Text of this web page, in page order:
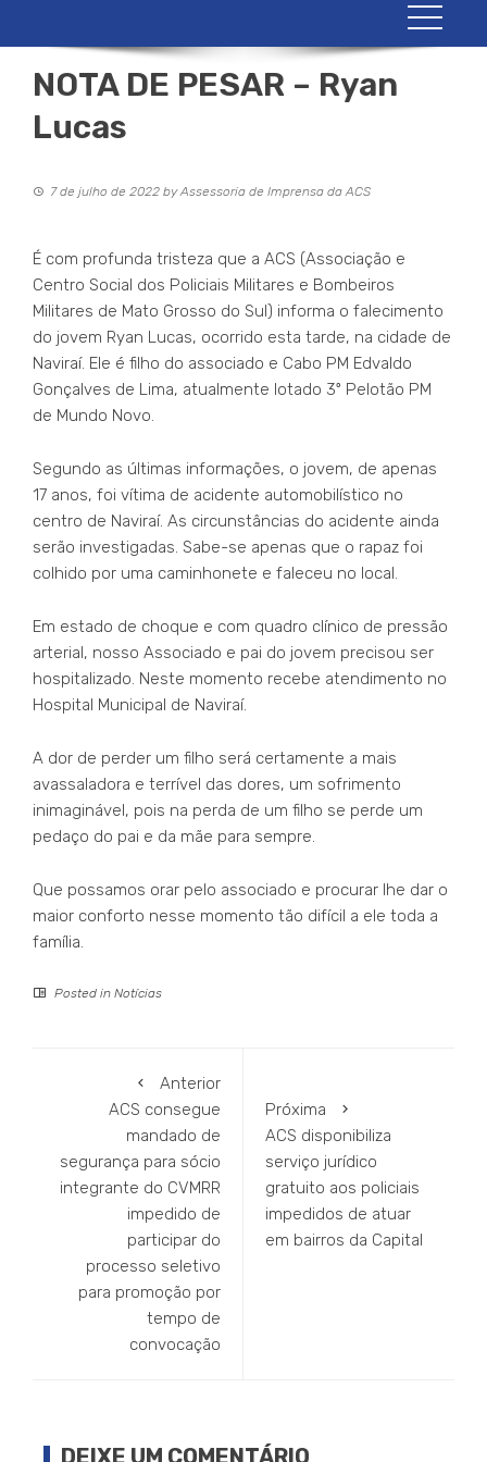
NOTA DE PESAR – Ryan
Lucas
7 de julho de 2022 byAssessoria de Imprensa da ACS
É com profunda tristeza que a ACS (Associação e
Centro Social dos Policiais Militares e Bombeiros
Militares de Mato Grosso do Sul) informa o falecimento
do jovem Ryan Lucas, ocorrido esta tarde, na cidade de
Naviraí. Ele é filho do associado e Cabo PM Edvaldo
Gonçalves de Lima, atualmente lotado 3º Pelotão PM
de Mundo Novo.
Segundo as últimas informações, o jovem, de apenas
17 anos, foi vítima de acidente automobilístico no
centro de Naviraí. As circunstâncias do acidente ainda
serão investigadas. Sabe-se apenas que o rapaz foi
colhido por uma caminhonete e faleceu no local.
Em estado de choque e com quadro clínico de pressão
arterial, nosso Associado e pai do jovem precisou ser
hospitalizado. Neste momento recebe atendimento no
Hospital Municipal de Naviraí.
A dor de perder um filho será certamente a mais
avassaladora e terrível das dores, um sofrimento
inimaginável, pois na perda de um filho se perde um
pedaço do pai e da mãe para sempre.
Que possamos orar pelo associado e procurar lhe dar o
maior conforto nesse momento tão difícil a ele toda a
família.
Posted in Notícias
Anterior
ACS consegue
mandado de
segurança para sócio
integrante do CVMRR
impedido de
participar do
processo seletivo
para promoção por
tempo de
convocação
Próxima
ACS disponibiliza
serviço jurídico
gratuito aos policiais
impedidos de atuar
em bairros da Capital
DEIXE UM COMENTÁRIO